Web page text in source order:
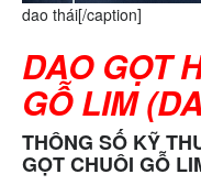
dao thái[/caption]
DAO GỌT
GỖ LIM
THÔNG SỐ KỸ
GỌT CHUÔI GỖ